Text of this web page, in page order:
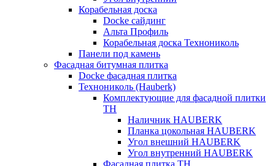
Корабельная доска
Docke сайдинг
Альта Профиль
Корабельная доска Технониколь
Панели под камень
Фасадная битумная плитка
Docke фасадная плитка
Технониколь (Hauberk)
Комплектующие для фасадной плитки
ТН
Наличник HAUBERK
Планка цокольная HAUBERK
Угол внешний HAUBERK
Угол внутренний HAUBERK
Фасадная плитка ТН